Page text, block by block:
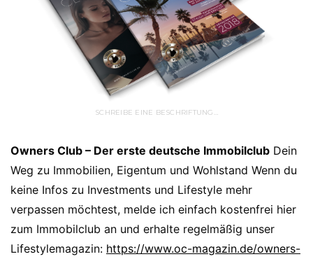
SCHREIBE EINE BESCHRIFTUNG…
Owners Club – Der erste deutsche Immobilclub Dein
Weg zu Immobilien, Eigentum und Wohlstand Wenn du
keine Infos zu Investments und Lifestyle mehr
verpassen möchtest, melde ich einfach kostenfrei hier
zum Immobilclub an und erhalte regelmäßig unser
Lifestylemagazin: https://www.oc-magazin.de/owners-